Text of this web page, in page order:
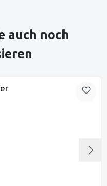
auch noch